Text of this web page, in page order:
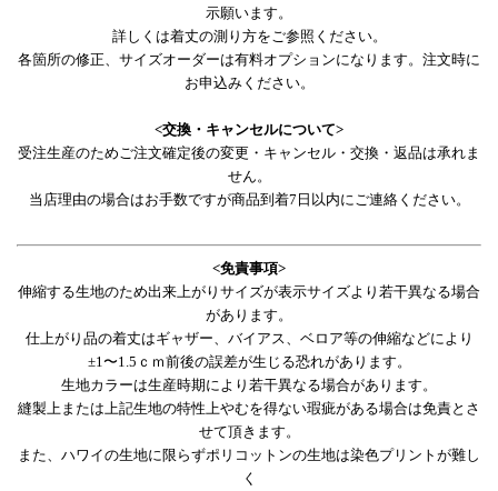
示願います。
詳しくは着丈の測り方をご参照ください。
各箇所の修正、サイズオーダーは有料オプションになります。注文時に
お申込みください。
<交換・キャンセルについて>
受注生産のためご注文確定後の変更・キャンセル・交換・返品は承れま
せん。
当店理由の場合はお手数ですが商品到着7日以内にご連絡ください。
<免責事項>
伸縮する生地のため出来上がりサイズが表示サイズより若干異なる場合
があります。
仕上がり品の着丈はギャザー、バイアス、ベロア等の伸縮などにより
±1〜1.5ｃｍ前後の誤差が生じる恐れがあります。
生地カラーは生産時期により若干異なる場合があります。
縫製上または上記生地の特性上やむを得ない瑕疵がある場合は免責とさ
せて頂きます。
また、ハワイの生地に限らずポリコットンの生地は染色プリントが難し
く